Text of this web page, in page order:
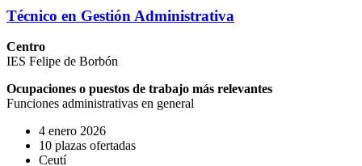
Técnico en Gestión Administrativa
Centro
IES Felipe de Borbón
Ocupaciones o puestos de trabajo más relevantes
Funciones administrativas en general
4 enero 2026
10 plazas ofertadas
Ceutí